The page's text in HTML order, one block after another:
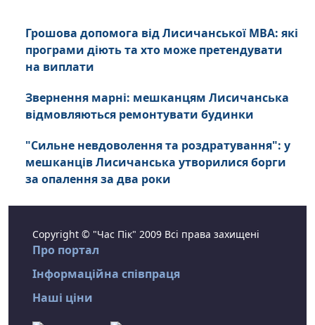
Грошова допомога від Лисичанської МВА: які
програми діють та хто може претендувати
на виплати
Звернення марні: мешканцям Лисичанська
відмовляються ремонтувати будинки
"Сильне невдоволення та роздратування": у
мешканців Лисичанська утворилися борги
за опалення за два роки
Copyright © "Час Пік" 2009 Всі права захищені
Про портал
Інформаційна співпраця
Наші ціни